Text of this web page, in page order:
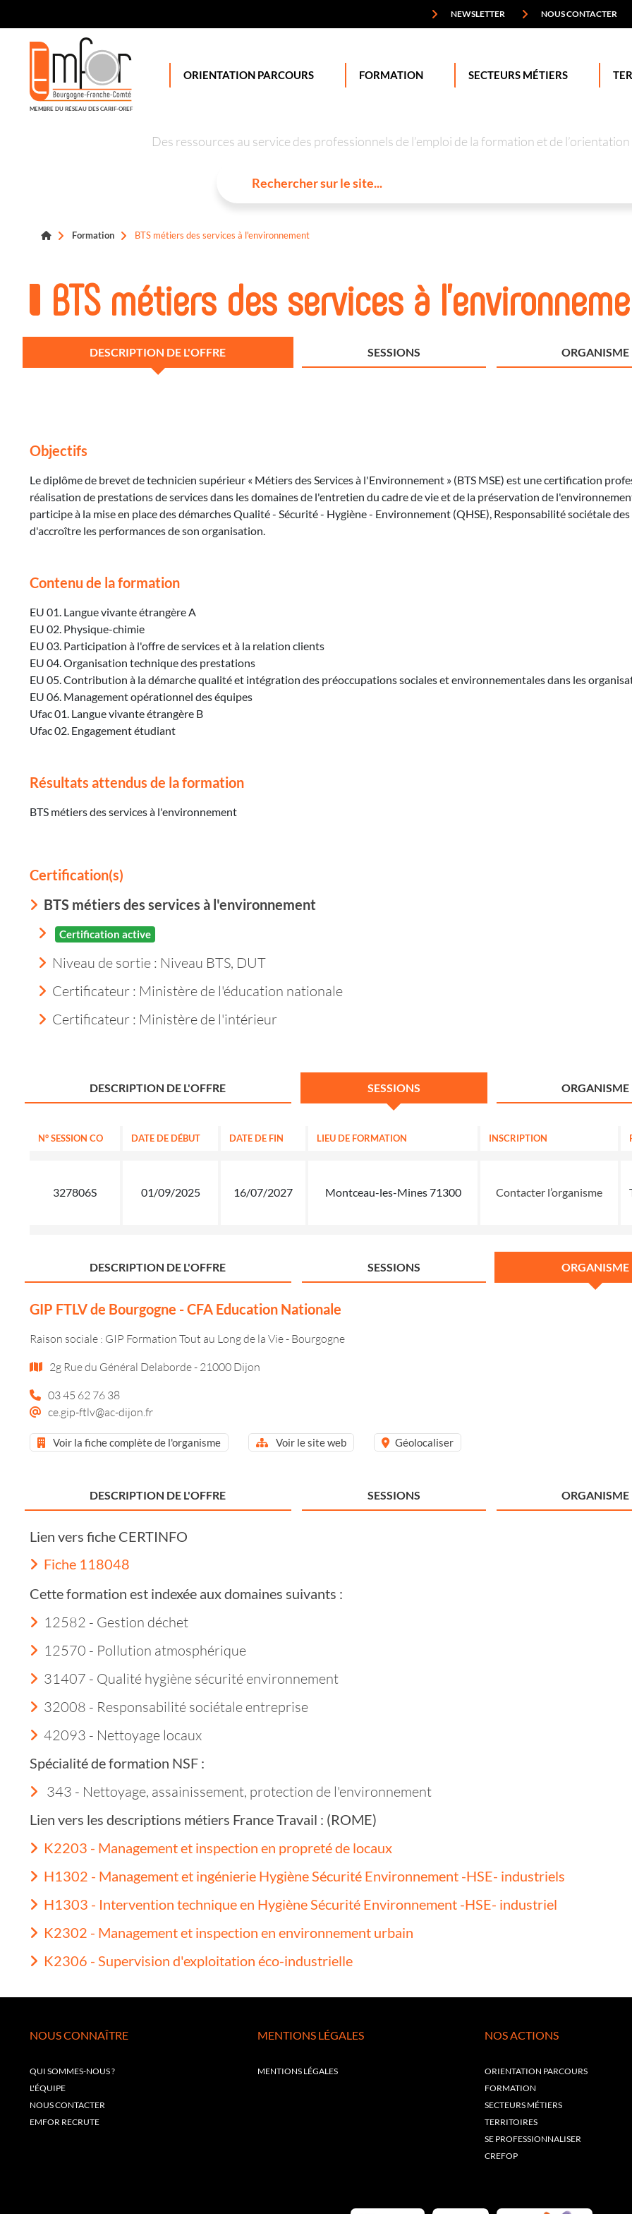
NEWSLETTER NOUS CONTACTER
MEMBRE DU RÉSEAU DES CARIF-OREF
ORIENTATION PARCOURS FORMATION SECTEURS MÉTIERS
Des ressources au service des professionnels de l’emploi de la formation et de
Formation BTS métiers des services à l'environnement
BTS métiers des services à
DESCRIPTION DE L'OFFRE SESSIONS ORGANISME
Objectifs
Le diplôme de brevet de technicien supérieur « Métiers des Services à l'Environnement » (BTS MSE) est une certification
réalisation de prestations de services dans les domaines de l'entretien du cadre de vie et de la préservation de
participe à la mise en place des démarches Qualité - Sécurité - Hygiène - Environnement (QHSE), Responsabilité sociétale
d'accroître les performances de son organisation.
Contenu de la formation
EU 01. Langue vivante étrangère A
EU 02. Physique-chimie
EU 03. Participation à l'offre de services et à la relation clients
EU 04. Organisation technique des prestations
EU 05. Contribution à la démarche qualité et intégration des préoccupations sociales et environnementales dans les
EU 06. Management opérationnel des équipes
Ufac 01. Langue vivante étrangère B
Ufac 02. Engagement étudiant
Résultats attendus de la formation
BTS métiers des services à l'environnement
Certification(s)
BTS métiers des services à l'environnement
Certification active
Niveau de sortie : Niveau BTS, DUT
Certificateur : Ministère de l'éducation nationale
Certificateur : Ministère de l'intérieur
DESCRIPTION DE L'OFFRE SESSIONS ORGANISME
N° SESSION CO DATE DE DÉBUT DATE DE FIN LIEU DE FORMATION INSCRIPTION
327806S 01/09/2025 16/07/2027 Montceau-les-Mines 71300 Contacter l’organisme
DESCRIPTION DE L'OFFRE SESSIONS ORGANISME
GIP FTLV de Bourgogne - CFA Education Nationale
Raison sociale : GIP Formation Tout au Long de la Vie - Bourgogne
2g Rue du Général Delaborde - 21000 Dijon
03 45 62 76 38
ce.gip-ftlv@ac-dijon.fr
Voir la fiche complète de l'organisme Voir le site web Géolocaliser
DESCRIPTION DE L'OFFRE SESSIONS ORGANISME
Lien vers fiche CERTINFO
Fiche 118048
Cette formation est indexée aux domaines suivants :
12582 - Gestion déchet
12570 - Pollution atmosphérique
31407 - Qualité hygiène sécurité environnement
32008 - Responsabilité sociétale entreprise
42093 - Nettoyage locaux
Spécialité de formation NSF :
343 - Nettoyage, assainissement, protection de l'environnement
Lien vers les descriptions métiers France Travail : (ROME)
K2203 - Management et inspection en propreté de locaux
H1302 - Management et ingénierie Hygiène Sécurité Environnement -HSE- industriels
H1303 - Intervention technique en Hygiène Sécurité Environnement -HSE- industriel
K2302 - Management et inspection en environnement urbain
K2306 - Supervision d'exploitation éco-industrielle
NOUS CONNAÎTRE
QUI SOMMES-NOUS ?
L'ÉQUIPE
NOUS CONTACTER
EMFOR RECRUTE
MENTIONS LÉGALES
MENTIONS LÉGALES
NOS ACTIONS
ORIENTATION PARCOURS
FORMATION
SECTEURS MÉTIERS
TERRITOIRES
SE PROFESSIONNALISER
CREFOP